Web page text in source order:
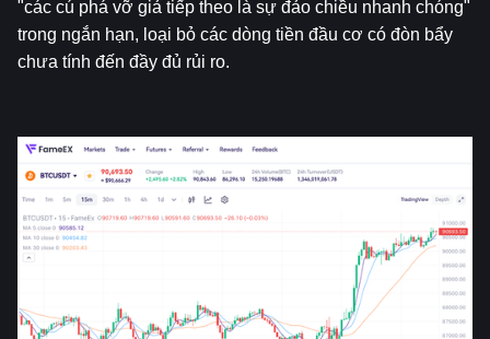
"các cú phá vỡ giả tiếp theo là sự đảo chiều nhanh chóng"
trong ngắn hạn, loại bỏ các dòng tiền đầu cơ có đòn bẩy
chưa tính đến đầy đủ rủi ro.